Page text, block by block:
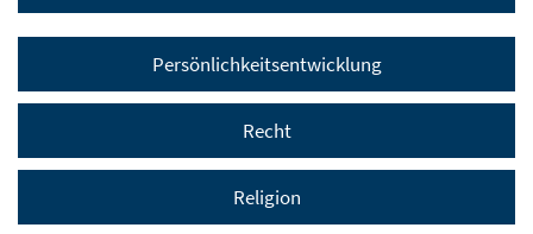
Persönlichkeitsentwicklung
Recht
Religion